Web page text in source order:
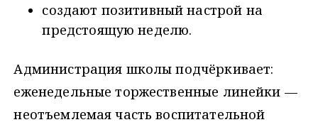
создают позитивный настрой на
предстоящую неделю.
Администрация школы подчёркивает:
еженедельные торжественные линейки —
неотъемлемая часть воспитательной